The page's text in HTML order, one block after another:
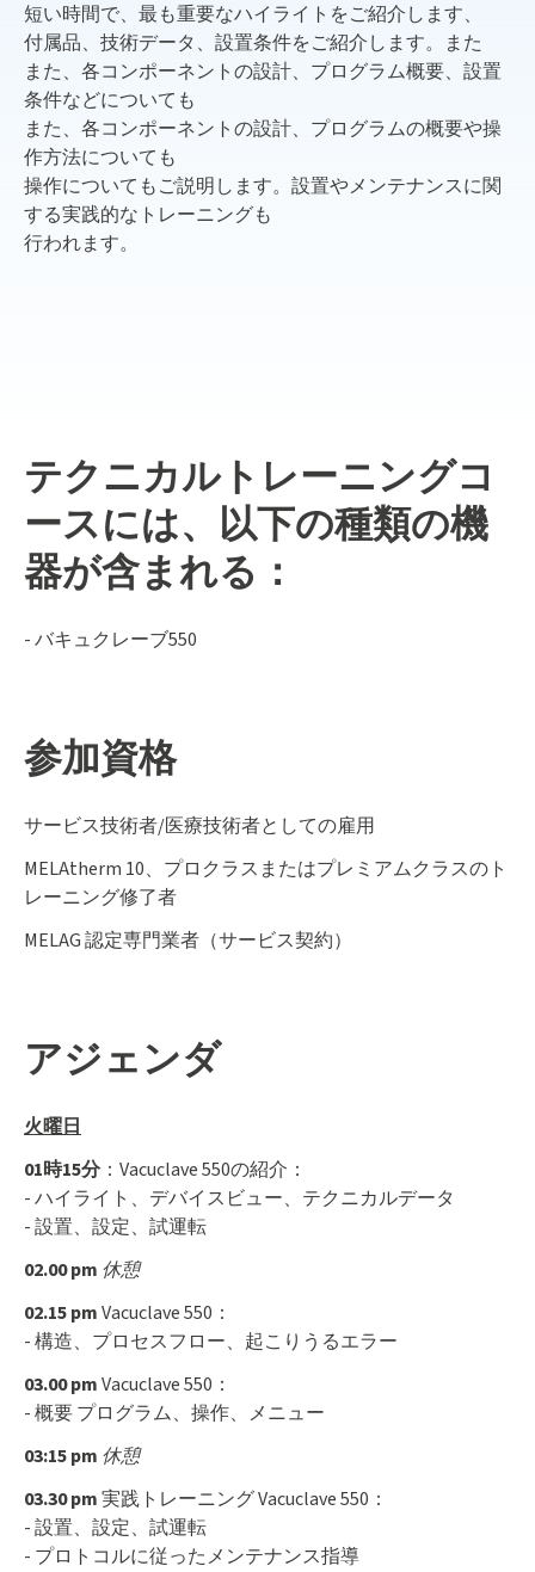
短い時間で、最も重要なハイライトをご紹介します、
付属品、技術データ、設置条件をご紹介します。また
また、各コンポーネントの設計、プログラム概要、設置
条件などについても
また、各コンポーネントの設計、プログラムの概要や操
作方法についても
操作についてもご説明します。設置やメンテナンスに関
する実践的なトレーニングも
行われます。
テクニカルトレーニングコ
ースには、以下の種類の機
器が含まれる：
- バキュクレーブ550
参加資格
サービス技術者/医療技術者としての雇用
MELAtherm 10、プロクラスまたはプレミアムクラスのト
レーニング修了者
MELAG 認定専門業者（サービス契約）
アジェンダ
火曜日
01時15分：Vacuclave 550の紹介：
- ハイライト、デバイスビュー、テクニカルデータ
- 設置、設定、試運転
02.00 pm 休憩
02.15 pmVacuclave 550：
- 構造、プロセスフロー、起こりうるエラー
03.00 pmVacuclave 550：
- 概要 プログラム、操作、メニュー
03:15 pm 休憩
03.30 pm実践トレーニング Vacuclave 550：
- 設置、設定、試運転
- プロトコルに従ったメンテナンス指導